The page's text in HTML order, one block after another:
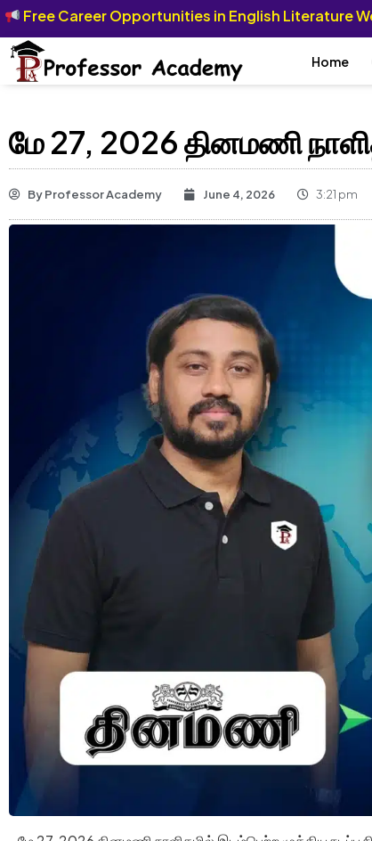
Free Career Opportunities in English Literature
Home
மே 27, 2026 தினமணி
ByProfessor Academy June 4, 2026 3:21 pm